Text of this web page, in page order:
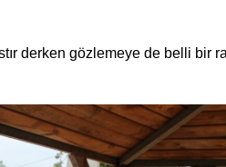
derken gözlemeye de belli bir